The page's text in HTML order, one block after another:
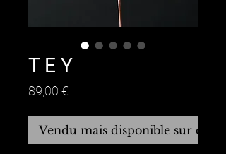
T E Y
89,00 €
Vendu mais disponible sur